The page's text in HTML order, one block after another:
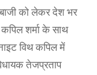
को लेकर देश भर
शर्मा के साथ
विथ कपिल में
तेजप्रताप